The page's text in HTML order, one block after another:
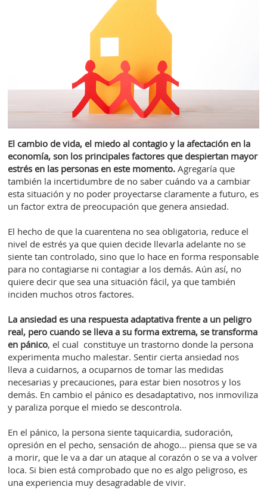
El cambio de vida, el miedo al contagio y la afectación en la
economía, son los principales factores que despiertan mayor
estrés en las personas en este momento. Agregaría que
también la incertidumbre de no saber cuándo va a cambiar
esta situación y no poder proyectarse claramente a futuro, es
un factor extra de preocupación que genera ansiedad.
El hecho de que la cuarentena no sea obligatoria, reduce el
nivel de estrés ya que quien decide llevarla adelante no se
siente tan controlado, sino que lo hace en forma responsable
para no contagiarse ni contagiar a los demás. Aún así, no
quiere decir que sea una situación fácil, ya que también
inciden muchos otros factores.
La ansiedad es una respuesta adaptativa frente a un peligro
real, pero cuando se lleva a su forma extrema, se transforma
en pánico, el cual constituye un trastorno donde la persona
experimenta mucho malestar. Sentir cierta ansiedad nos
lleva a cuidarnos, a ocuparnos de tomar las medidas
necesarias y precauciones, para estar bien nosotros y los
demás. En cambio el pánico es desadaptativo, nos inmoviliza
y paraliza porque el miedo se descontrola.
En el pánico, la persona siente taquicardia, sudoración,
opresión en el pecho, sensación de ahogo... piensa que se va
a morir, que le va a dar un ataque al corazón o se va a volver
loca. Si bien está comprobado que no es algo peligroso, es
una experiencia muy desagradable de vivir.